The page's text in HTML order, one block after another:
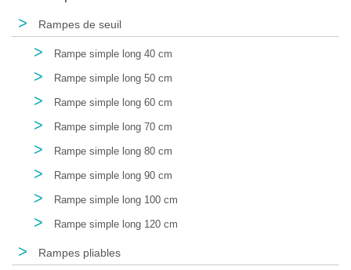
> Rampes de seuil
> Rampe simple long 40 cm
> Rampe simple long 50 cm
> Rampe simple long 60 cm
> Rampe simple long 70 cm
> Rampe simple long 80 cm
> Rampe simple long 90 cm
> Rampe simple long 100 cm
> Rampe simple long 120 cm
> Rampes pliables